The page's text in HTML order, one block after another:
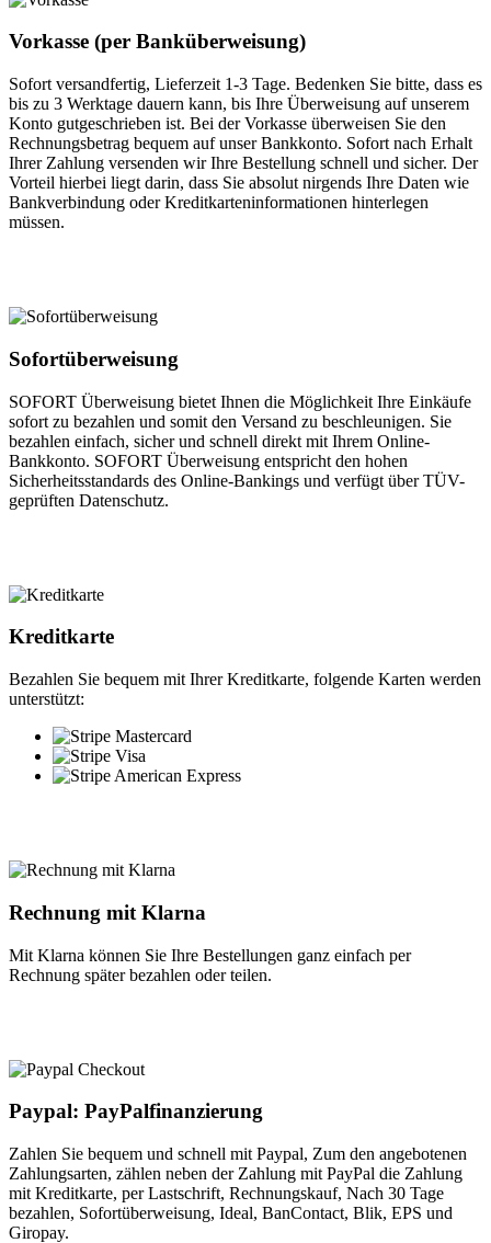
Vorkasse (per Banküberweisung)
Sofort versandfertig, Lieferzeit 1-3 Tage. Bedenken Sie bitte, dass es
bis zu 3 Werktage dauern kann, bis Ihre Überweisung auf unserem
Konto gutgeschrieben ist. Bei der Vorkasse überweisen Sie den
Rechnungsbetrag bequem auf unser Bankkonto. Sofort nach Erhalt
Ihrer Zahlung versenden wir Ihre Bestellung schnell und sicher. Der
Vorteil hierbei liegt darin, dass Sie absolut nirgends Ihre Daten wie
Bankverbindung oder Kreditkarteninformationen hinterlegen
müssen.
Sofortüberweisung
SOFORT Überweisung bietet Ihnen die Möglichkeit Ihre Einkäufe
sofort zu bezahlen und somit den Versand zu beschleunigen. Sie
bezahlen einfach, sicher und schnell direkt mit Ihrem Online-
Bankkonto. SOFORT Überweisung entspricht den hohen
Sicherheitsstandards des Online-Bankings und verfügt über TÜV-
geprüften Datenschutz.
Kreditkarte
Bezahlen Sie bequem mit Ihrer Kreditkarte, folgende Karten werden
unterstützt:
Rechnung mit Klarna
Mit Klarna können Sie Ihre Bestellungen ganz einfach per
Rechnung später bezahlen oder teilen.
Paypal: PayPalfinanzierung
Zahlen Sie bequem und schnell mit Paypal, Zum den angebotenen
Zahlungsarten, zählen neben der Zahlung mit PayPal die Zahlung
mit Kreditkarte, per Lastschrift, Rechnungskauf, Nach 30 Tage
bezahlen, Sofortüberweisung, Ideal, BanContact, Blik, EPS und
Giropay.